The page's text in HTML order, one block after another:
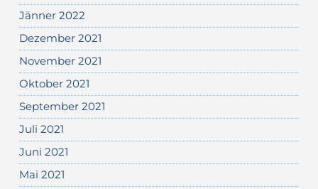
Jänner 2022
Dezember 2021
November 2021
Oktober 2021
September 2021
Juli 2021
Juni 2021
Mai 2021